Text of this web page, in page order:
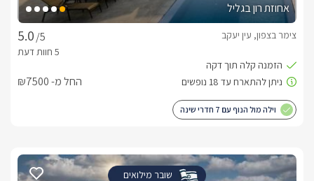
אחוזת רון בגליל
/5
צימר בצפון, עין יעקב
החל מ- ₪7500
וילה מול הנוף עם 7 חדרי שינה
שובר מילואים